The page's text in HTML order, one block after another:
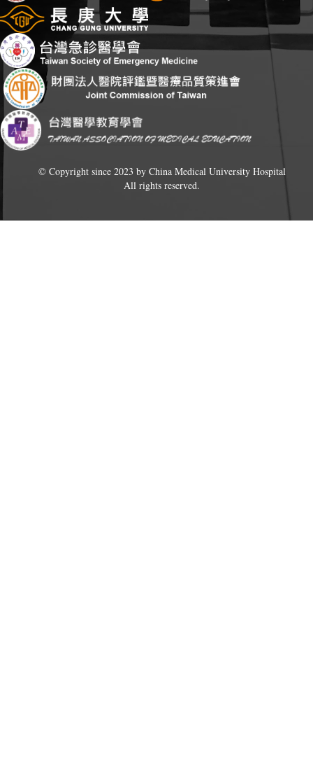
© Copyright since 2023 by China Medical University Hospital
All rights reserved.